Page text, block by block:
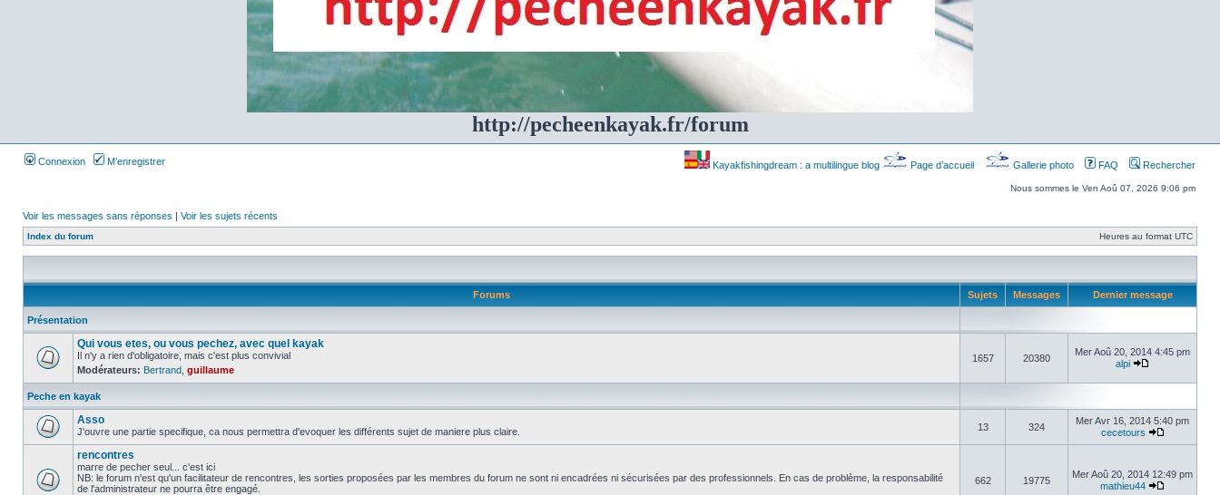
http://pecheenkayak.fr/forum
Connexion M’enregistrer Kayakfishingdream : a multilingue blog Page d’accueil Gallerie photo FAQ Rechercher
Nous sommes le Ven Aoû 07, 2026 9:06 pm
Voir les messages sans réponses | Voir les sujets récents
Index du forum Heures au format UTC
Forums Sujets Messages Dernier message
Présentation
Qui vous etes, ou vous pechez, avec quel kayak
Il n'y a rien d'obligatoire, mais c'est plus convivial
Modérateurs: Bertrand guillaume
1657 20380
Mer Aoû 20, 2014 4:45 pm
alpi
Peche en kayak
Asso
J'ouvre une partie specifique, ca nous permettra d'evoquer les différents sujet de maniere plus claire. 13 324
Mer Avr 16, 2014 5:40 pm
cecetours
rencontres
marre de pecher seul... c'est ici
NB: le forum n'est qu'un facilitateur de rencontres, les sorties proposées par les membres du forum ne sont ni encadrées ni sécurisées par des professionnels. En cas de problème, la responsabilité
de l'administrateur ne pourra être engagé.
662 19775
Mer Aoû 20, 2014 12:49 pm
mathieu44